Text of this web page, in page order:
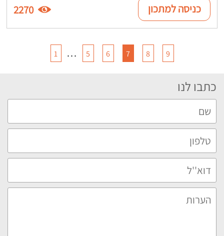
כניסה למתכון 2270
1 … 5 6 7 8 9
כתבו לנו